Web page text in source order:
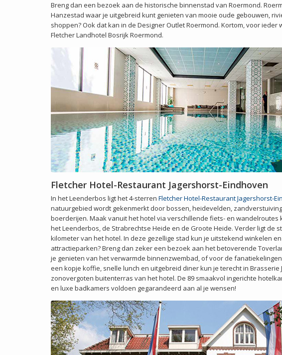
Breng dan een bezoek aan de historische binnenstad van Roermond.
Hanzestad waar je uitgebreid kunt genieten van mooie oude gebouwen,
shoppen? Ook dat kan in de Designer Outlet Roermond. Kortom, voor ieder
Fletcher Landhotel Bosrijk Roermond.
Fletcher Hotel-Restaurant Jagershorst-Eindhoven
In het Leenderbos ligt het 4-sterren Fletcher Hotel-Restaurant Jagershorst-
natuurgebied wordt gekenmerkt door bossen, heidevelden,
boerderijen. Maak vanuit het hotel via verschillende fiets- en wandelroutes
het Leenderbos, de Strabrechtse Heide en de Groote Heide. Verder ligt de
kilometer van het hotel. In deze gezellige stad kun je uitstekend winkelen
attractieparken? Breng dan zeker een bezoek aan het betoverende
je genieten van het verwarmde binnenzwembad, of voor de
een kopje koffie, snelle lunch en uitgebreid diner kun je terecht in Brasserie
zonovergoten buitenterras van het hotel. De 89 smaakvol ingerichte
en luxe badkamers voldoen gegarandeerd aan al je wensen!